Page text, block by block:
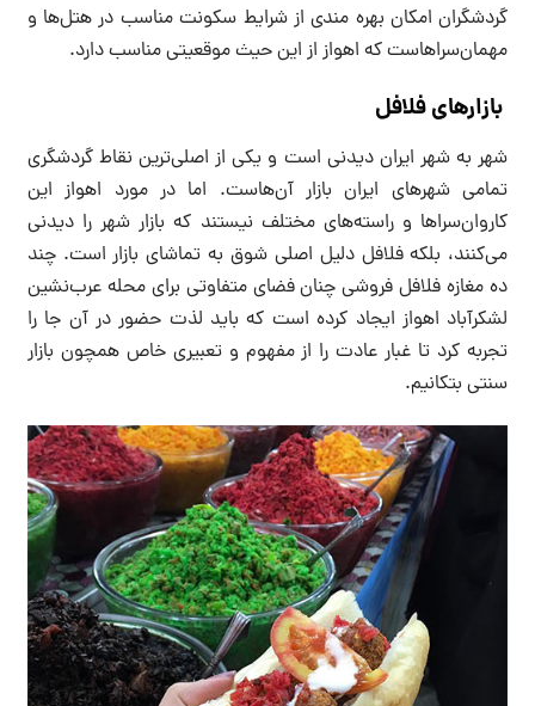
گردشگران امکان بهره مندی از شرایط سکونت مناسب در هتل‌ها و
مهمان‌سراهاست که اهواز از این حیث موقعیتی مناسب دارد.
بازارهای فلافل
شهر به شهر ایران دیدنی است و یکی از اصلی‌ترین نقاط گردشگری
تمامی شهرهای ایران بازار آن‌هاست. اما در مورد اهواز این
کاروان‌سراها و راسته‌های مختلف نیستند که بازار شهر را دیدنی
می‌کنند، بلکه فلافل دلیل اصلی شوق به تماشای بازار است. چند
ده مغازه فلافل فروشی چنان فضای متفاوتی برای محله عرب‌نشین
لشکرآباد اهواز ایجاد کرده است که باید لذت حضور در آن جا را
تجربه کرد تا غبار عادت را از مفهوم و تعبیری خاص همچون بازار
سنتی بتکانیم.